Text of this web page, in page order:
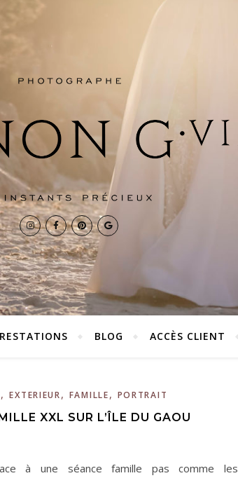
BLOG ACCÈS CLIENT
,EXTERIEUR, FAMILLE, PORTRAIT
XXL SUR L’ÎLE DU GAOU
à une séance famille pas comme les